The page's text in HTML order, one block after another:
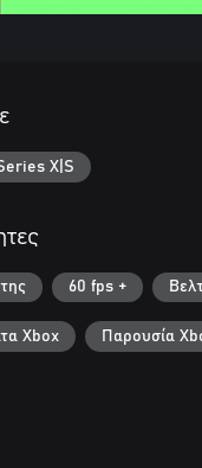
X|S
60 fps +
Xbox Παρουσία